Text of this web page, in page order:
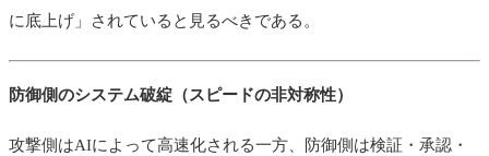
に底上げ」されていると見るべきである。
防御側のシステム破綻（スピードの非対称性）
攻撃側はAIによって高速化される一方、防御側は検証・承認・